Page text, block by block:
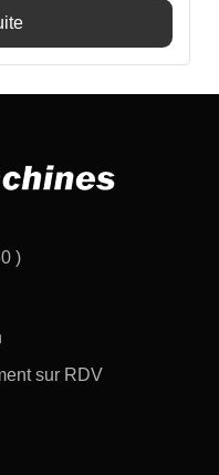
)
sur RDV